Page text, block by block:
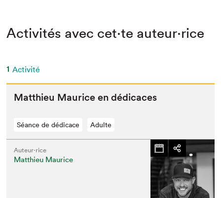
Activités avec cet·te auteur·rice
1 Activité
Matthieu Mau­rice en dédicaces
Séance de dédicace Adulte
Auteur·rice
Matthieu Maurice